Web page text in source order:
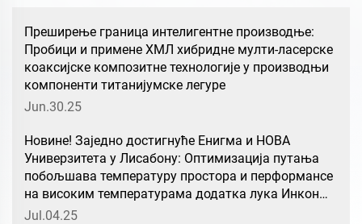
Преширење граница интелигентне производње:
Пробици и примене ХМЛ хибридне мулти-ласерске
коаксијске композитне технологије у производњи
компоненти титанијумске легуре
Jun.30.25
Новине! Заједно достигнуће Енигма и НОВА
Универзитета у Лисабону: Оптимизација путања
побољшава температуру простора и перформансе
на високим температурама додатка лука Инконел
625.
Jul.04.25